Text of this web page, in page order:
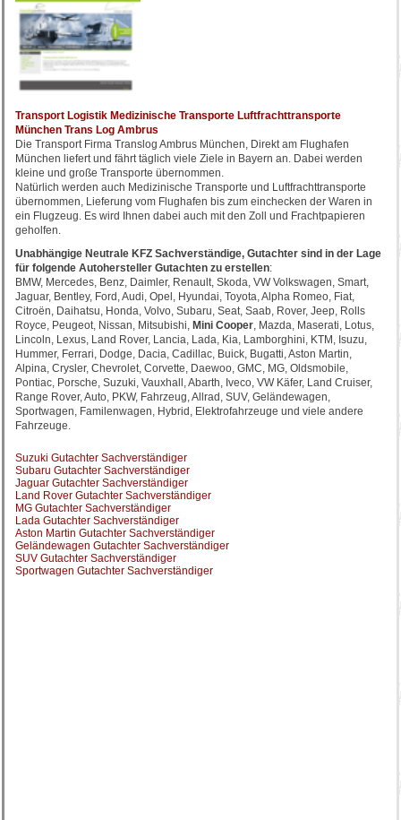
Transport Logistik Medizinische Transporte Luftfrachttransporte
München Trans Log Ambrus
Die Transport Firma Translog Ambrus München, Direkt am Flughafen
München liefert und fährt täglich viele Ziele in Bayern an. Dabei werden
kleine und große Transporte übernommen.
Natürlich werden auch Medizinische Transporte und Luftfrachttransporte
übernommen, Lieferung vom Flughafen bis zum einchecken der Waren in
ein Flugzeug. Es wird Ihnen dabei auch mit den Zoll und Frachtpapieren
geholfen.
Unabhängige Neutrale KFZ Sachverständige, Gutachter sind in der Lage
für folgende Autohersteller Gutachten zu erstellen:
BMW, Mercedes, Benz, Daimler, Renault, Skoda, VW Volkswagen, Smart,
Jaguar, Bentley, Ford, Audi, Opel, Hyundai, Toyota, Alpha Romeo, Fiat,
Citroën, Daihatsu, Honda, Volvo, Subaru, Seat, Saab, Rover, Jeep, Rolls
Royce, Peugeot, Nissan, Mitsubishi, Mini Cooper, Mazda, Maserati, Lotus,
Lincoln, Lexus, Land Rover, Lancia, Lada, Kia, Lamborghini, KTM, Isuzu,
Hummer, Ferrari, Dodge, Dacia, Cadillac, Buick, Bugatti, Aston Martin,
Alpina, Crysler, Chevrolet, Corvette, Daewoo, GMC, MG, Oldsmobile,
Pontiac, Porsche, Suzuki, Vauxhall, Abarth, Iveco, VW Käfer, Land Cruiser,
Range Rover, Auto, PKW, Fahrzeug, Allrad, SUV, Geländewagen,
Sportwagen, Familenwagen, Hybrid, Elektrofahrzeuge und viele andere
Fahrzeuge.
Suzuki Gutachter Sachverständiger
Subaru Gutachter Sachverständiger
Jaguar Gutachter Sachverständiger
Land Rover Gutachter Sachverständiger
MG Gutachter Sachverständiger
Lada Gutachter Sachverständiger
Aston Martin Gutachter Sachverständiger
Geländewagen Gutachter Sachverständiger
SUV Gutachter Sachverständiger
Sportwagen Gutachter Sachverständiger